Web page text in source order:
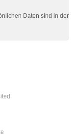
Daten sind in der